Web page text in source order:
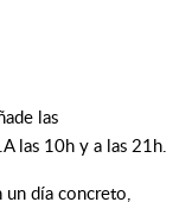
las
las 10h y a las 21h.
día concreto,